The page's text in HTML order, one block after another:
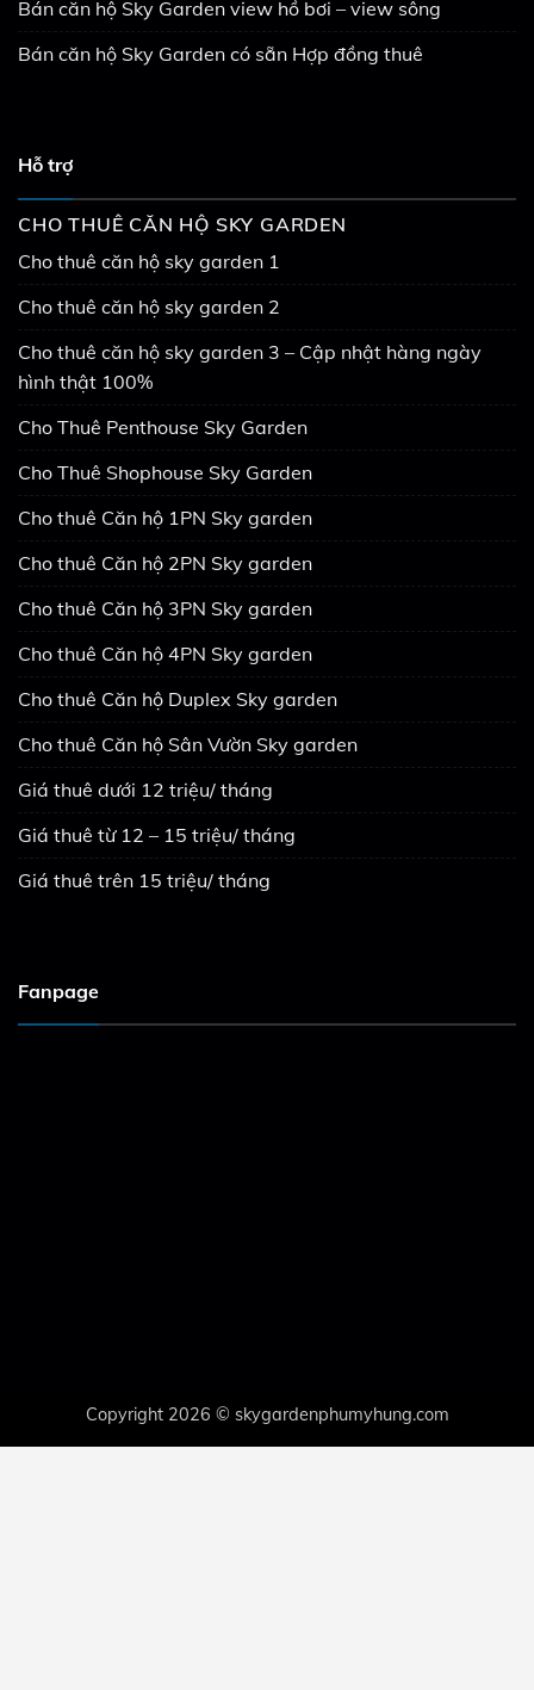
Bán căn hộ Sky Garden view hồ bơi – view sông
Bán căn hộ Sky Garden có sẵn Hợp đồng thuê
Hỗ trợ
CHO THUÊ CĂN HỘ SKY GARDEN
Cho thuê căn hộ sky garden 1
Cho thuê căn hộ sky garden 2
Cho thuê căn hộ sky garden 3 – Cập nhật hàng ngày
hình thật 100%
Cho Thuê Penthouse Sky Garden
Cho Thuê Shophouse Sky Garden
Cho thuê Căn hộ 1PN Sky garden
Cho thuê Căn hộ 2PN Sky garden
Cho thuê Căn hộ 3PN Sky garden
Cho thuê Căn hộ 4PN Sky garden
Cho thuê Căn hộ Duplex Sky garden
Cho thuê Căn hộ Sân Vườn Sky garden
Giá thuê dưới 12 triệu/ tháng
Giá thuê từ 12 – 15 triệu/ tháng
Giá thuê trên 15 triệu/ tháng
Fanpage
Copyright 2026 © skygardenphumyhung.com